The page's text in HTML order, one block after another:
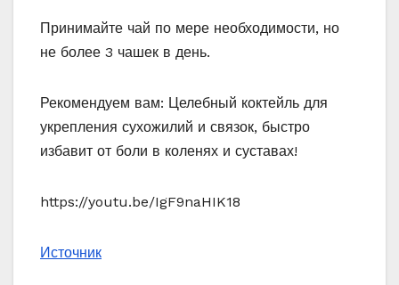
Принимайте чай по мере необходимости, но
не более 3 чашек в день.
Рекомендуем вам: Целебный коктейль для
укрепления сухожилий и связок, быстро
избавит от боли в коленях и суставах!
https://youtu.be/IgF9naHIK18
Источник